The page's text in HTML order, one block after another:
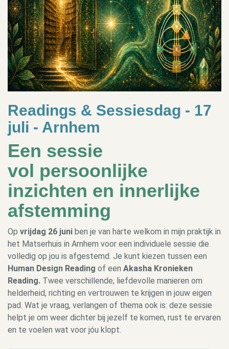
Readings & Sessiesdag - 17
juli - Arnhem
Een sessie
vol persoonlijke
inzichten en innerlijke
afstemming
Op vrijdag 26 juni ben je van harte welkom in mijn praktijk in
het Matserhuis in Arnhem voor een individuele sessie die
volledig op jou is afgestemd. Je kunt kiezen tussen een
Human Design Reading of een Akasha Kronieken
Reading. Twee verschillende, liefdevolle manieren om
helderheid, richting en vertrouwen te krijgen in jouw eigen
pad. Wat je vraag, verlangen of thema ook is: deze sessie
helpt je om weer dichter bij jezelf te komen, rust te ervaren
en te voelen wat voor jóu klopt.